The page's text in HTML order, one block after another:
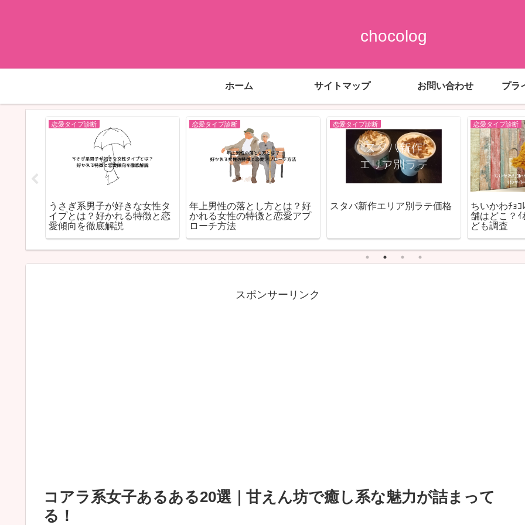
chocolog
ホーム サイトマップ お問い合わせ プラ
恋愛タイプ診断
うさぎ系男子が好きな女性タ
イプとは？好かれる特徴と恋
愛傾向を徹底解説
恋愛タイプ診断
年上男性の落とし方とは？好
かれる女性の特徴と恋愛アプ
ローチ方法
恋愛タイプ診断
スタバ新作エリア別ラテ価格
恋愛タイプ診断
ちいかわﾁｮ
舗はどこ？ｲ
ども調査
スポンサーリンク
コアラ系女子あるある20選｜甘えん坊で癒し系な魅力が詰まって
る！